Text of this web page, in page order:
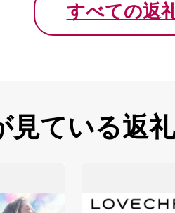
すべての返
見ている返